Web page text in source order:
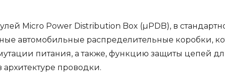
Micro Power Distribution Box (µPDB), в
автомобильные распределительные коробки,
питания, а также, функцию защиты цепей
архитектуре проводки.